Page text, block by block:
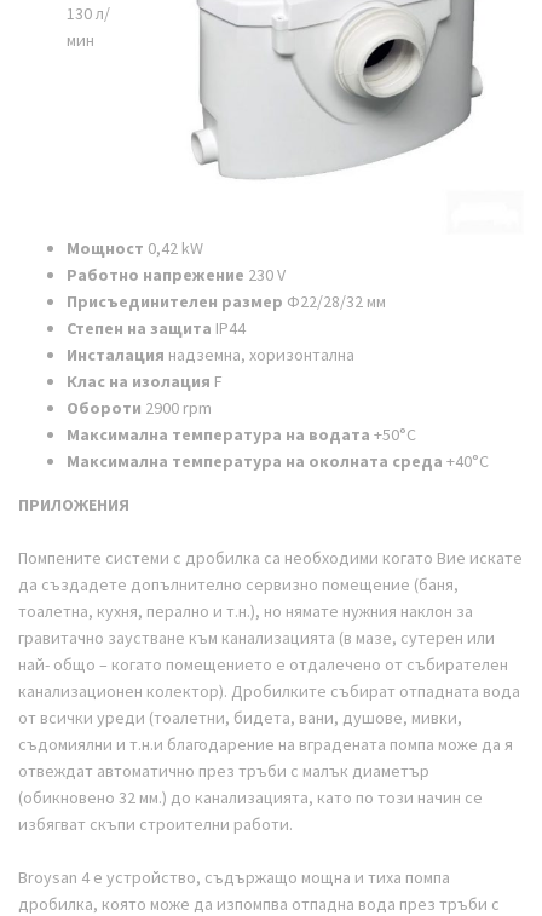
130 л/
мин
Мощност 0,42 kW
Работно напрежение 230 V
Присъединителен размер Ф22/28/32 мм
Степен на защита IP44
Инсталация надземна, хоризонтална
Клас на изолация F
Обороти 2900 rpm
Максимална температура на водата +50°С
Максимална температура на околната среда +40°С
ПРИЛОЖЕНИЯ
Помпените системи с дробилка са необходими когато Вие искате
да създадете допълнително сервизно помещение (баня,
тоалетна, кухня, перално и т.н.), но нямате нужния наклон за
гравитачно заустване към канализацията (в мазе, сутерен или
най- общо – когато помещението е отдалечено от събирателен
канализационен колектор). Дробилките събират отпадната вода
от всички уреди (тоалетни, бидета, вани, душове, мивки,
съдомиялни и т.н.и благодарение на вградената помпа може да я
отвеждат автоматично през тръби с малък диаметър
(обикновено 32 мм.) до канализацията, като по този начин се
избягват скъпи строителни работи.
Broysan 4 е устройство, съдържащо мощна и тиха помпа
дробилка, която може да изпомпва отпадна вода през тръби с